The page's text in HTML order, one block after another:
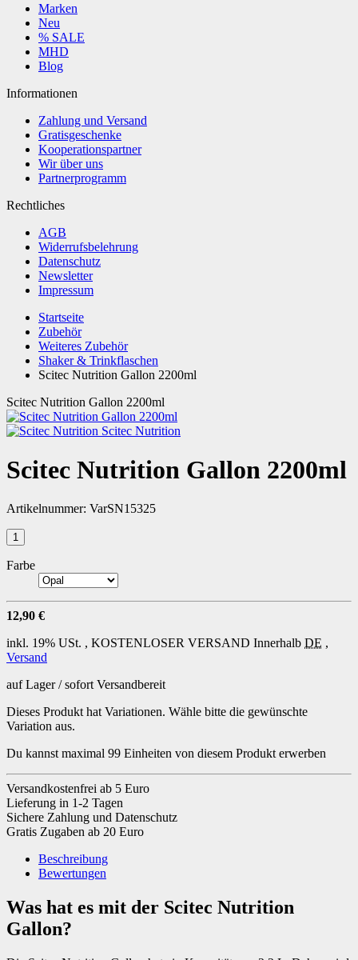
Marken
Neu
% SALE
MHD
Blog
Informationen
Zahlung und Versand
Gratisgeschenke
Kooperationspartner
Wir über uns
Partnerprogramm
Rechtliches
AGB
Widerrufsbelehrung
Datenschutz
Newsletter
Impressum
Startseite
Zubehör
Weiteres Zubehör
Shaker & Trinkflaschen
Scitec Nutrition Gallon 2200ml
Scitec Nutrition Gallon 2200ml
Scitec Nutrition
Scitec Nutrition Gallon 2200ml
Artikelnummer: VarSN15325
Farbe
12,90 €
inkl. 19% USt. , KOSTENLOSER VERSAND Innerhalb DE ,
Versand
auf Lager / sofort Versandbereit
Dieses Produkt hat Variationen. Wähle bitte die gewünschte
Variation aus.
Du kannst maximal 99 Einheiten von diesem Produkt erwerben
Versandkostenfrei ab 5 Euro
Lieferung in 1-2 Tagen
Sichere Zahlung und Datenschutz
Gratis Zugaben ab 20 Euro
Beschreibung
Bewertungen
Was hat es mit der Scitec Nutrition
Gallon?